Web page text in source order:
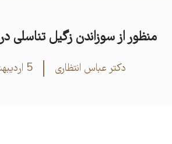
منظور از سوزاندن زگیل تناسلی
دکتر عباس انتظاری 5 اردیبهشت 1403